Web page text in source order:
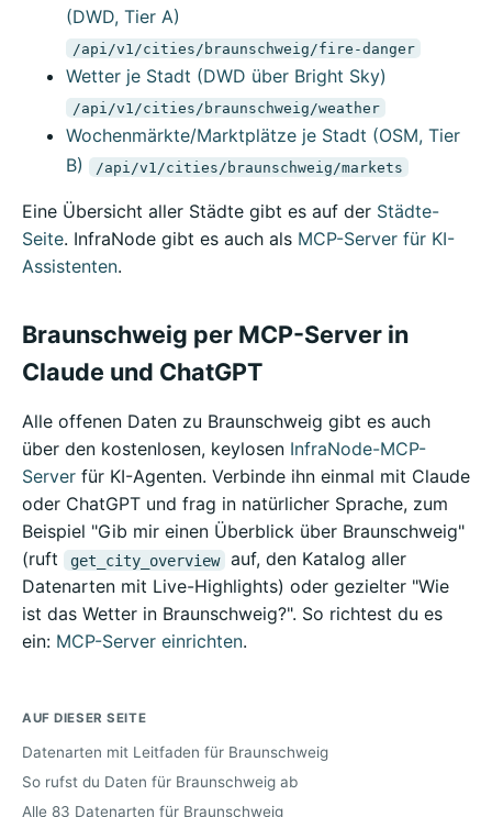
(DWD, Tier A)
/api/v1/cities/braunschweig/fire-danger
Wetter je Stadt (DWD über Bright Sky)
/api/v1/cities/braunschweig/weather
Wochenmärkte/Marktplätze je Stadt (OSM, Tier
B)
/api/v1/cities/braunschweig/markets
Eine Übersicht aller Städte gibt es auf der Städte-
Seite. InfraNode gibt es auch als MCP-Server für KI-
Assistenten.
Braunschweig per MCP-Server in
Claude und ChatGPT
Alle offenen Daten zu Braunschweig gibt es auch
über den kostenlosen, keylosen InfraNode-MCP-
Server für KI-Agenten. Verbinde ihn einmal mit Claude
oder ChatGPT und frag in natürlicher Sprache, zum
Beispiel "Gib mir einen Überblick über Braunschweig"
(ruft
get_city_overview
auf, den Katalog aller
Datenarten mit Live-Highlights) oder gezielter "Wie
ist das Wetter in Braunschweig?". So richtest du es
ein: MCP-Server einrichten.
AUF DIESER SEITE
Datenarten mit Leitfaden für Braunschweig
So rufst du Daten für Braunschweig ab
Alle 83 Datenarten für Braunschweig